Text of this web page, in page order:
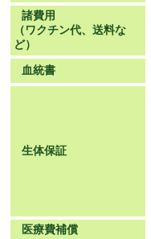
諸費用
（ワクチン代、送料な
ど）
血統書
生体保証
医療費補償